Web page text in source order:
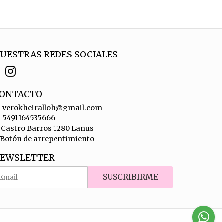
REDES SOCIALES
verokheiralloh@gmail.com
5491164535666
Castro Barros 1280 Lanus
Botón de arrepentimiento
SUSCRIBIRME